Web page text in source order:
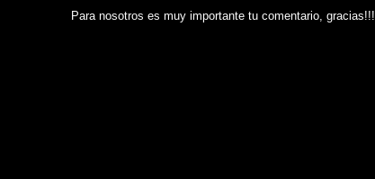
Para nosotros es muy importante tu comentario, gracias!!!